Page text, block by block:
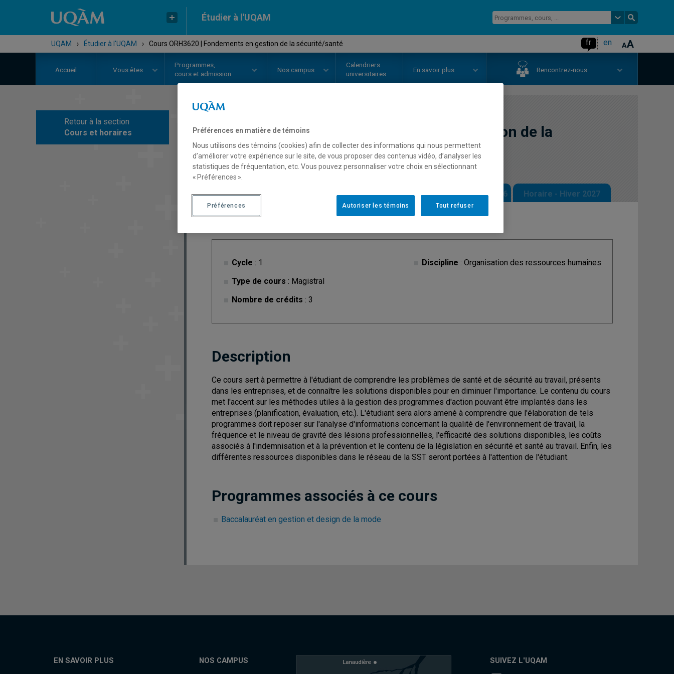
Étudier à l'UQAM
UQAM › Étudier à l'UQAM › Cours ORH3620 | Fondements en gestion de la sécurité/santé fr en
Accueil Vous êtes
Programmes,
cours et admission
Nos campus
Calendriers
universitaires
En savoir plus Rencontrez-nous
Retour à la section
Cours et horaires
COURS// ORH3620
Fondements en gestion de la
sécurité/santé
Description Horaire - Été 2026 Horaire - Automne 2026 Horaire - Hiver 2027
Cycle : 1
Type de cours : Magistral
Nombre de crédits : 3
Discipline : Organisation des ressources humaines
Description
Ce cours sert à permettre à l'étudiant de comprendre les problèmes de santé et de sécurité au travail, présents
dans les entreprises, et de connaître les solutions disponibles pour en diminuer l'importance. Le contenu du cours
met l'accent sur les méthodes utiles à la gestion des programmes d'action pouvant être implantés dans les
entreprises (planification, évaluation, etc.). L'étudiant sera alors amené à comprendre que l'élaboration de tels
programmes doit reposer sur l'analyse d'informations concernant la qualité de l'environnement de travail, la
fréquence et le niveau de gravité des lésions professionnelles, l'efficacité des solutions disponibles, les coûts
associés à l'indemnisation et à la prévention et le contenu de la législation en sécurité et santé au travail. Enfin, les
différentes ressources disponibles dans le réseau de la SST seront portées à l'attention de l'étudiant.
Programmes associés à ce cours
Baccalauréat en gestion et design de la mode
EN SAVOIR PLUS NOS CAMPUS SUIVEZ L'UQAM
Préférences en matière de témoins
Nous utilisons des témoins (cookies) afin de collecter des informations qui nous permettent
d’améliorer votre expérience sur le site, de vous proposer des contenus vidéo, d’analyser les
statistiques de fréquentation, etc. Vous pouvez personnaliser votre choix en sélectionnant
« Préférences ».
Tout refuser
Autoriser les témoins
Préférences